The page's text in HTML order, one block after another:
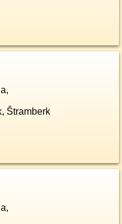
Štramberk